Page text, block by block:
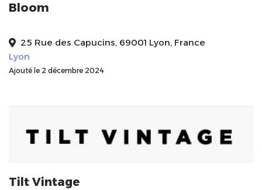
Bloom
25 Rue des Capucins, 69001 Lyon, France
Lyon
Ajouté le 2 décembre 2024
Tilt Vintage